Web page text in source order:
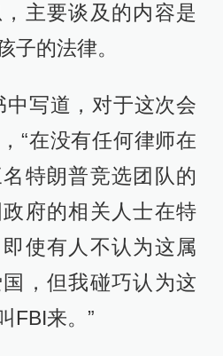
主要谈及的内容是
子的法律。
中写道，对于这次会
“在没有任何律师在
特朗普竞选团队的
府的相关人士在特
使有人不认为这属
，但我碰巧认为这
FBI来。”